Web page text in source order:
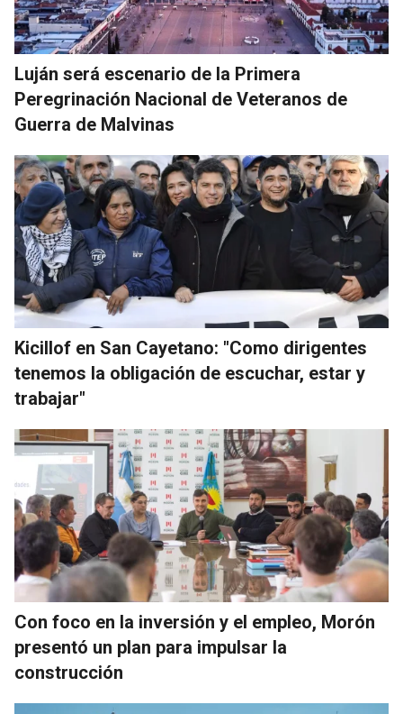
Luján será escenario de la Primera
Peregrinación Nacional de Veteranos de
Guerra de Malvinas
Kicillof en San Cayetano: "Como dirigentes
tenemos la obligación de escuchar, estar y
trabajar"
Con foco en la inversión y el empleo, Morón
presentó un plan para impulsar la
construcción